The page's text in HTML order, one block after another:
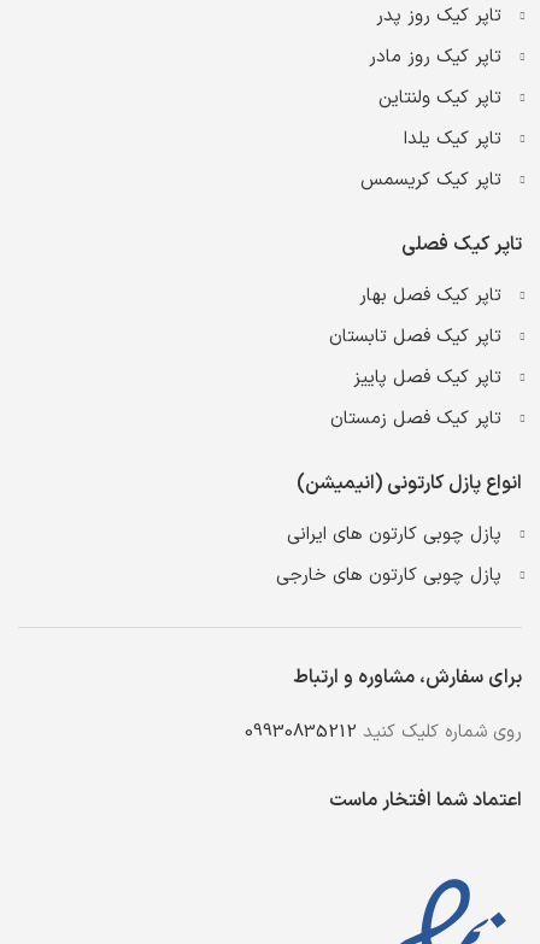
تاپر کیک روز پدر
تاپر کیک روز مادر
تاپر کیک ولنتاین
تاپر کیک یلدا
تاپر کیک کریسمس
تاپر کیک فصلی
تاپر کیک فصل بهار
تاپر کیک فصل تابستان
تاپر کیک فصل پاییز
تاپر کیک فصل زمستان
انواع پازل کارتونی (انیمیشن)
پازل چوبی کارتون های ایرانی
پازل چوبی کارتون های خارجی
برای سفارش، مشاوره و ارتباط
روی شماره کلیک کنید 09930835212
اعتماد شما افتخار ماست